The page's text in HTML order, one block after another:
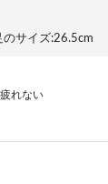
のサイズ:26.5cm
れない